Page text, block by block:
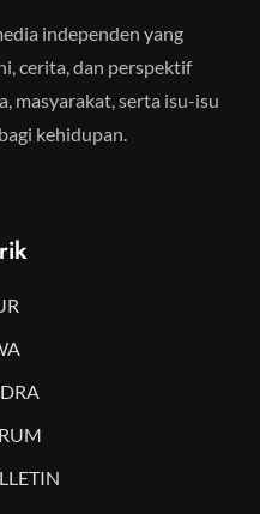
independen yang
cerita, dan perspektif
masyarakat, serta isu-isu
kehidupan.